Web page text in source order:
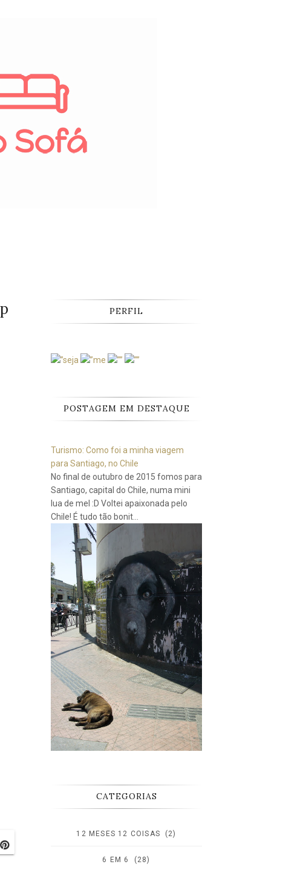
PERFIL
POSTAGEM EM DESTAQUE
Turismo: Como foi a minha viagem
para Santiago, no Chile
No final de outubro de 2015 fomos para
Santiago, capital do Chile, numa mini
lua de mel :D Voltei apaixonada pelo
Chile! É tudo tão bonit...
CATEGORIAS
12 MESES 12 COISAS (2)
6 EM 6 (28)